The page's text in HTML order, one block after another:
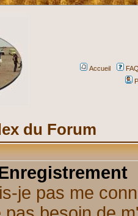
Accueil
du Forum
je pas me